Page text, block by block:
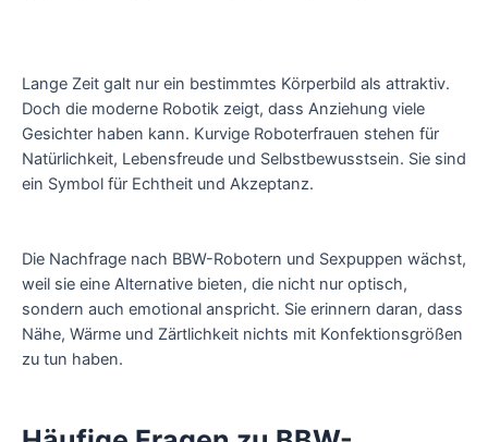
Lange Zeit galt nur ein bestimmtes Körperbild als attraktiv.
Doch die moderne Robotik zeigt, dass Anziehung viele
Gesichter haben kann. Kurvige Roboterfrauen stehen für
Natürlichkeit, Lebensfreude und Selbstbewusstsein. Sie sind
ein Symbol für Echtheit und Akzeptanz.
Die Nachfrage nach BBW-Robotern und Sexpuppen wächst,
weil sie eine Alternative bieten, die nicht nur optisch,
sondern auch emotional anspricht. Sie erinnern daran, dass
Nähe, Wärme und Zärtlichkeit nichts mit Konfektionsgrößen
zu tun haben.